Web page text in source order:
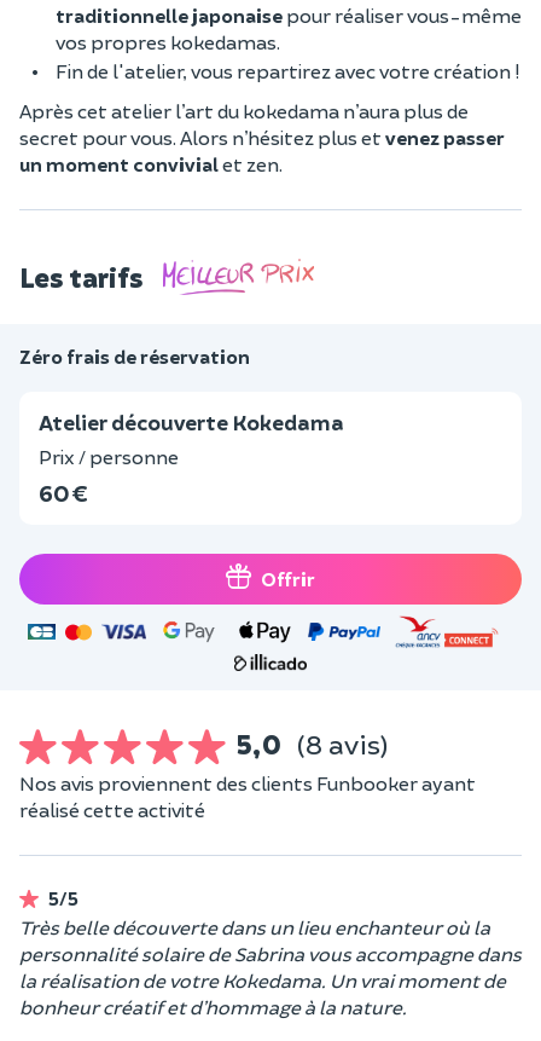
traditionnelle japonaise pour réaliser vous-même
vos propres kokedamas.
Fin de l'atelier, vous repartirez avec votre création !
Après cet atelier l’art du kokedama n’aura plus de
secret pour vous. Alors n’hésitez plus et venez passer
un moment convivialet zen.
Les tarifs
Zéro frais de réservation
Atelier découverte Kokedama
Prix / personne
60 €
Offrir
5,0 (8 avis)
Nos avis proviennent des clients Funbooker ayant
réalisé cette activité
5/5
Très belle découverte dans un lieu enchanteur où la
personnalité solaire de Sabrina vous accompagne dans
la réalisation de votre Kokedama. Un vrai moment de
bonheur créatif et d’hommage à la nature.